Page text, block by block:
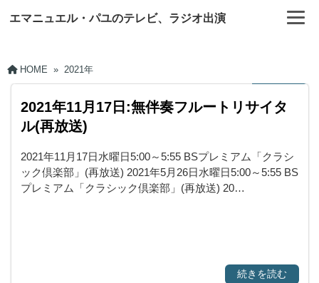
エマニュエル・パユのテレビ、ラジオ出演
HOME » 2021年
2021年11月17日:無伴奏フルートリサイタ
ル(再放送)
2021年11月17日水曜日5:00～5:55 BSプレミアム「クラシ
ック倶楽部」(再放送) 2021年5月26日水曜日5:00～5:55 BS
プレミアム「クラシック倶楽部」(再放送) 20…
続きを読む